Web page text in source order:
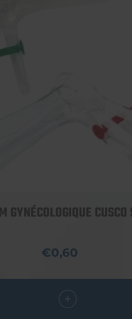
GYNÉCOLOGIQUE
€0,60